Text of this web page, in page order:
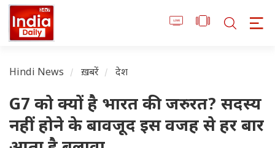
Hindi News ख़बरें देश
G7 को क्यों है भारत की जरुरत? सदस्य
नहीं होने के बावजूद इस वजह से हर बार